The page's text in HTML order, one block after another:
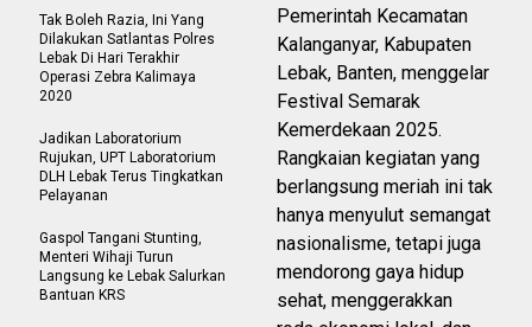
Pemerintah Kecamatan
Kalanganyar, Kabupaten
Lebak, Banten, menggelar
Festival Semarak
Kemerdekaan 2025.
Rangkaian kegiatan yang
berlangsung meriah ini tak
hanya menyulut semangat
nasionalisme, tetapi juga
mendorong gaya hidup
sehat, menggerakkan
Tak Boleh Razia, Ini Yang
Dilakukan Satlantas Polres
Lebak Di Hari Terakhir
Operasi Zebra Kalimaya
2020
Jadikan Laboratorium
Rujukan, UPT Laboratorium
DLH Lebak Terus Tingkatkan
Pelayanan
Gaspol Tangani Stunting,
Menteri Wihaji Turun
Langsung ke Lebak Salurkan
Bantuan KRS